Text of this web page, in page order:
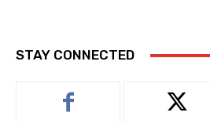
STAY CONNECTED